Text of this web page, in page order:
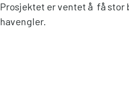
Prosjektet er ventet å få stor
havengler.